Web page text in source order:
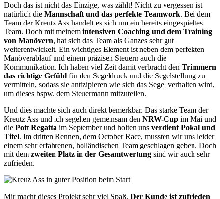
Doch das ist nicht das Einzige, was zählt! Nicht zu vergessen ist
natürlich die Mannschaft und das perfekte Teamwork. Bei dem
Team der Kreutz Ass handelt es sich um ein bereits eingespieltes
Team. Doch mit meinem intensiven Coaching und dem Training
von Manövern, hat sich das Team als Ganzes sehr gut
weiterentwickelt. Ein wichtiges Element ist neben dem perfekten
Manöverablauf und einem präzisen Steuern auch die
Kommunikation. Ich haben viel Zeit damit verbracht den Trimmern
das richtige Gefühl für den Segeldruck und die Segelstellung zu
vermitteln, sodass sie antizipieren wie sich das Segel verhalten wird,
um dieses bspw. dem Steuermann mitzuteilen.
Und dies machte sich auch direkt bemerkbar. Das starke Team der
Kreutz Ass und ich segelten gemeinsam den NRW-Cup im Mai und
die Pott Regatta im September und holten uns verdient Pokal und
Titel. Im dritten Rennen, dem October Race, mussten wir uns leider
einem sehr erfahrenen, holländischen Team geschlagen geben. Doch
mit dem zweiten Platz in der Gesamtwertung sind wir auch sehr
zufrieden.
Mir macht dieses Projekt sehr viel Spaß. Der Kunde ist zufrieden